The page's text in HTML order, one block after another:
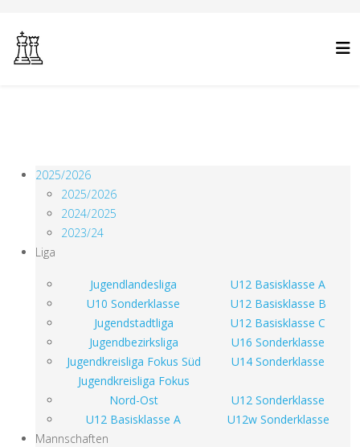
2025/2026
2025/2026
2024/2025
2023/24
Liga
Jugendlandesliga
U12 Basisklasse A
U10 Sonderklasse
U12 Basisklasse B
Jugendstadtliga
U12 Basisklasse C
Jugendbezirksliga
U16 Sonderklasse
Jugendkreisliga Fokus Süd
U14 Sonderklasse
Jugendkreisliga Fokus
Nord-Ost
U12 Sonderklasse
U12 Basisklasse A
U12w Sonderklasse
Mannschaften